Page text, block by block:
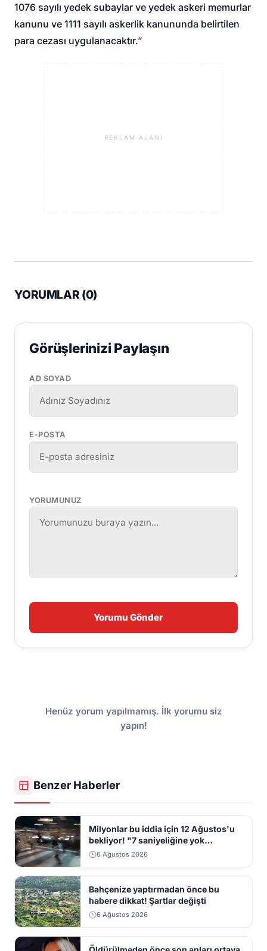
1076 sayılı yedek subaylar ve yedek askeri memurlar
kanunu ve 1111 sayılı askerlik kanununda belirtilen
para cezası uygulanacaktır.”
REKLAM ALANI
YORUMLAR (0)
Görüşlerinizi Paylaşın
AD SOYAD
E-POSTA
YORUMUNUZ
Yorumu Gönder
Henüz yorum yapılmamış. İlk yorumu siz
yapın!
Benzer Haberler
Milyonlar bu iddia için 12 Ağustos'u
bekliyor! "7 saniyeliğine yok
kaybolacak"
6 Ağustos 2026
Bahçenize yaptırmadan önce bu
habere dikkat! Şartlar değişti
6 Ağustos 2026